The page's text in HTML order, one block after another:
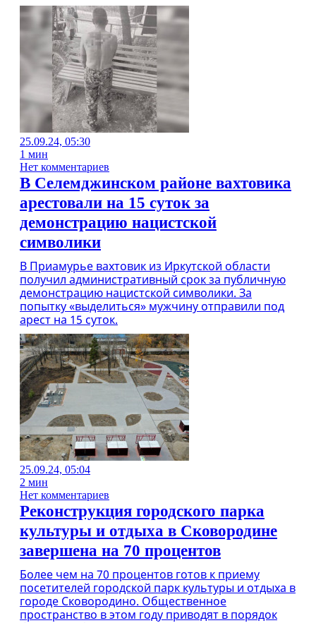
25.09.24, 05:30
1 мин
Нет комментариев
В Селемджинском районе вахтовика
арестовали на 15 суток за
демонстрацию нацистской
символики
В Приамурье вахтовик из Иркутской области
получил административный срок за публичную
демонстрацию нацистской символики. За
попытку «выделиться» мужчину отправили под
арест на 15 суток.
25.09.24, 05:04
2 мин
Нет комментариев
Реконструкция городского парка
культуры и отдыха в Сковородине
завершена на 70 процентов
Более чем на 70 процентов готов к приему
посетителей городской парк культуры и отдыха в
городе Сковородино. Общественное
пространство в этом году приводят в порядок